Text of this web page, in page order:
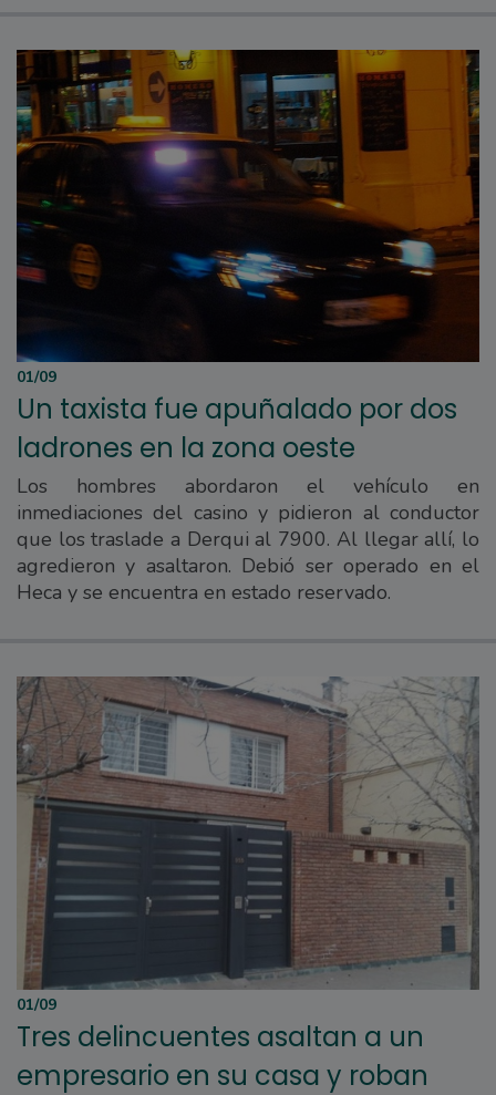
01/09
Un taxista fue apuñalado por dos
ladrones en la zona oeste
Los hombres abordaron el vehículo en
inmediaciones del casino y pidieron al conductor
que los traslade a Derqui al 7900. Al llegar allí, lo
agredieron y asaltaron. Debió ser operado en el
Heca y se encuentra en estado reservado.
01/09
Tres delincuentes asaltan a un
empresario en su casa y roban